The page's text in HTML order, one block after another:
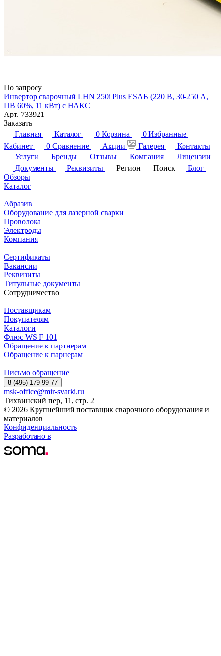
По запросу
Инвертор сварочный LHN 250i Plus ESAB (220 В, 30-250 А,
ПВ 60%, 11 кВт) c НАКС
Арт. 733921
Заказать
Главная
Каталог 0 Корзина 0 Избранные
Кабинет
0 Сравнение Акции Галерея
Контакты
Услуги
Бренды Отзывы Компания
Лицензии
Документы
Реквизиты Регион Поиск
Блог
Обзоры
Каталог
Абразив
Оборудование для лазерной сварки
Проволока
Электроды
Компания
Сертификаты
Вакансии
Реквизиты
Титульные документы
Сотрудничество
Поставщикам
Покупателям
Каталоги
Флюс WS F 101
Обращение к партнерам
Обращение к парнерам
Письмо обращение
8 (495) 179-99-77
msk-office@mir-svarki.ru
Тихвинский пер, 11, стр. 2
© 2026 Крупнейший поставщик сварочного оборудования и
материалов
Конфиденциальность
Разработано в